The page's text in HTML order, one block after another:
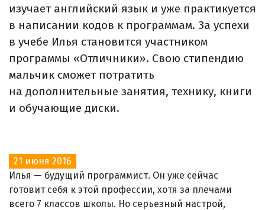
изучает английский язык и уже практикуется
в написании кодов к программам. За успехи
в учебе Илья становится участником
программы «Отличники». Свою стипендию
мальчик сможет потратить
на дополнительные занятия, технику, книги
и обучающие диски.
21 июня 2016
Илья — будущий программист. Он уже сейчас
готовит себя к этой профессии, хотя за плечами
всего 7 классов школы. Но серьезный настрой,